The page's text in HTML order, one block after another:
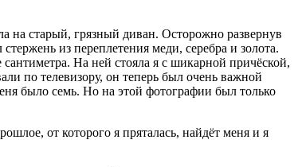
на старый, грязный диван. Осторожно развернув
из переплетения меди, серебра и золота.
На ней стояла я с шикарной причёской,
по телевизору, он теперь был очень важной
было семь. Но на этой фотографии был только
от которого я пряталась, найдёт меня и я